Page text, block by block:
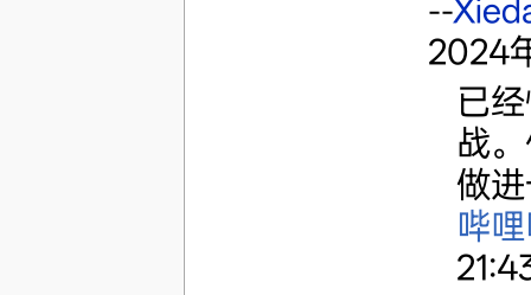
--
2024
已
战
做
哔